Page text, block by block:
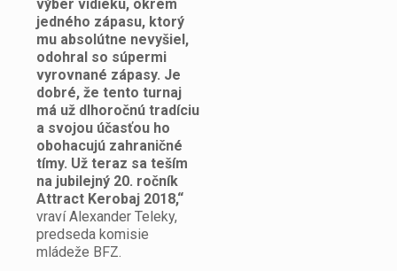
výber vidieku, okrem
jedného zápasu, ktorý
mu absolútne nevyšiel,
odohral so súpermi
vyrovnané zápasy. Je
dobré, že tento turnaj
má už dlhoročnú tradíciu
a svojou účasťou ho
obohacujú zahraničné
tímy. Už teraz sa teším
na jubilejný 20. ročník
Attract Kerobaj 2018,“
vraví Alexander Teleky,
predseda komisie
mládeže BFZ.